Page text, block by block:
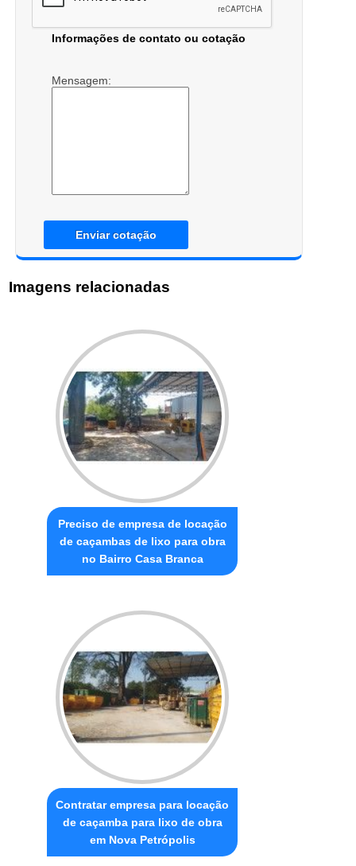
Informações de contato ou cotação
Mensagem:
Enviar cotação
Imagens relacionadas
Preciso de empresa de locação
de caçambas de lixo para obra
no Bairro Casa Branca
Contratar empresa para locação
de caçamba para lixo de obra
em Nova Petrópolis